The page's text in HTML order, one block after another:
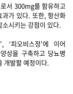
서 300mg를 함유하고
가 있다. 또한, 항산화
시키는 강점이 있다.
‘피오비스정’에 이어
성을 구축하고 당뇨병
개발할 예정이다.